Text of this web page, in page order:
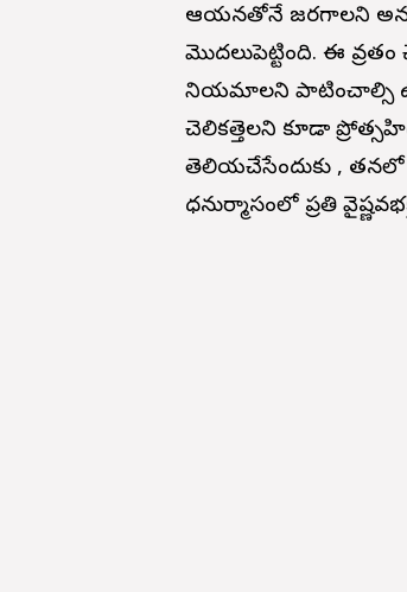
ఆయనతోనే జరగాలని
మొదలుపెట్టింది. ఈ
నియమాలని పాటించాల్సి
చెలికత్తెలని కూడా
తెలియచేసేందుకు , తనలో
ధనుర్మాసంలో ప్రతి